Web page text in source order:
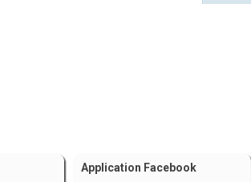
Application Facebook